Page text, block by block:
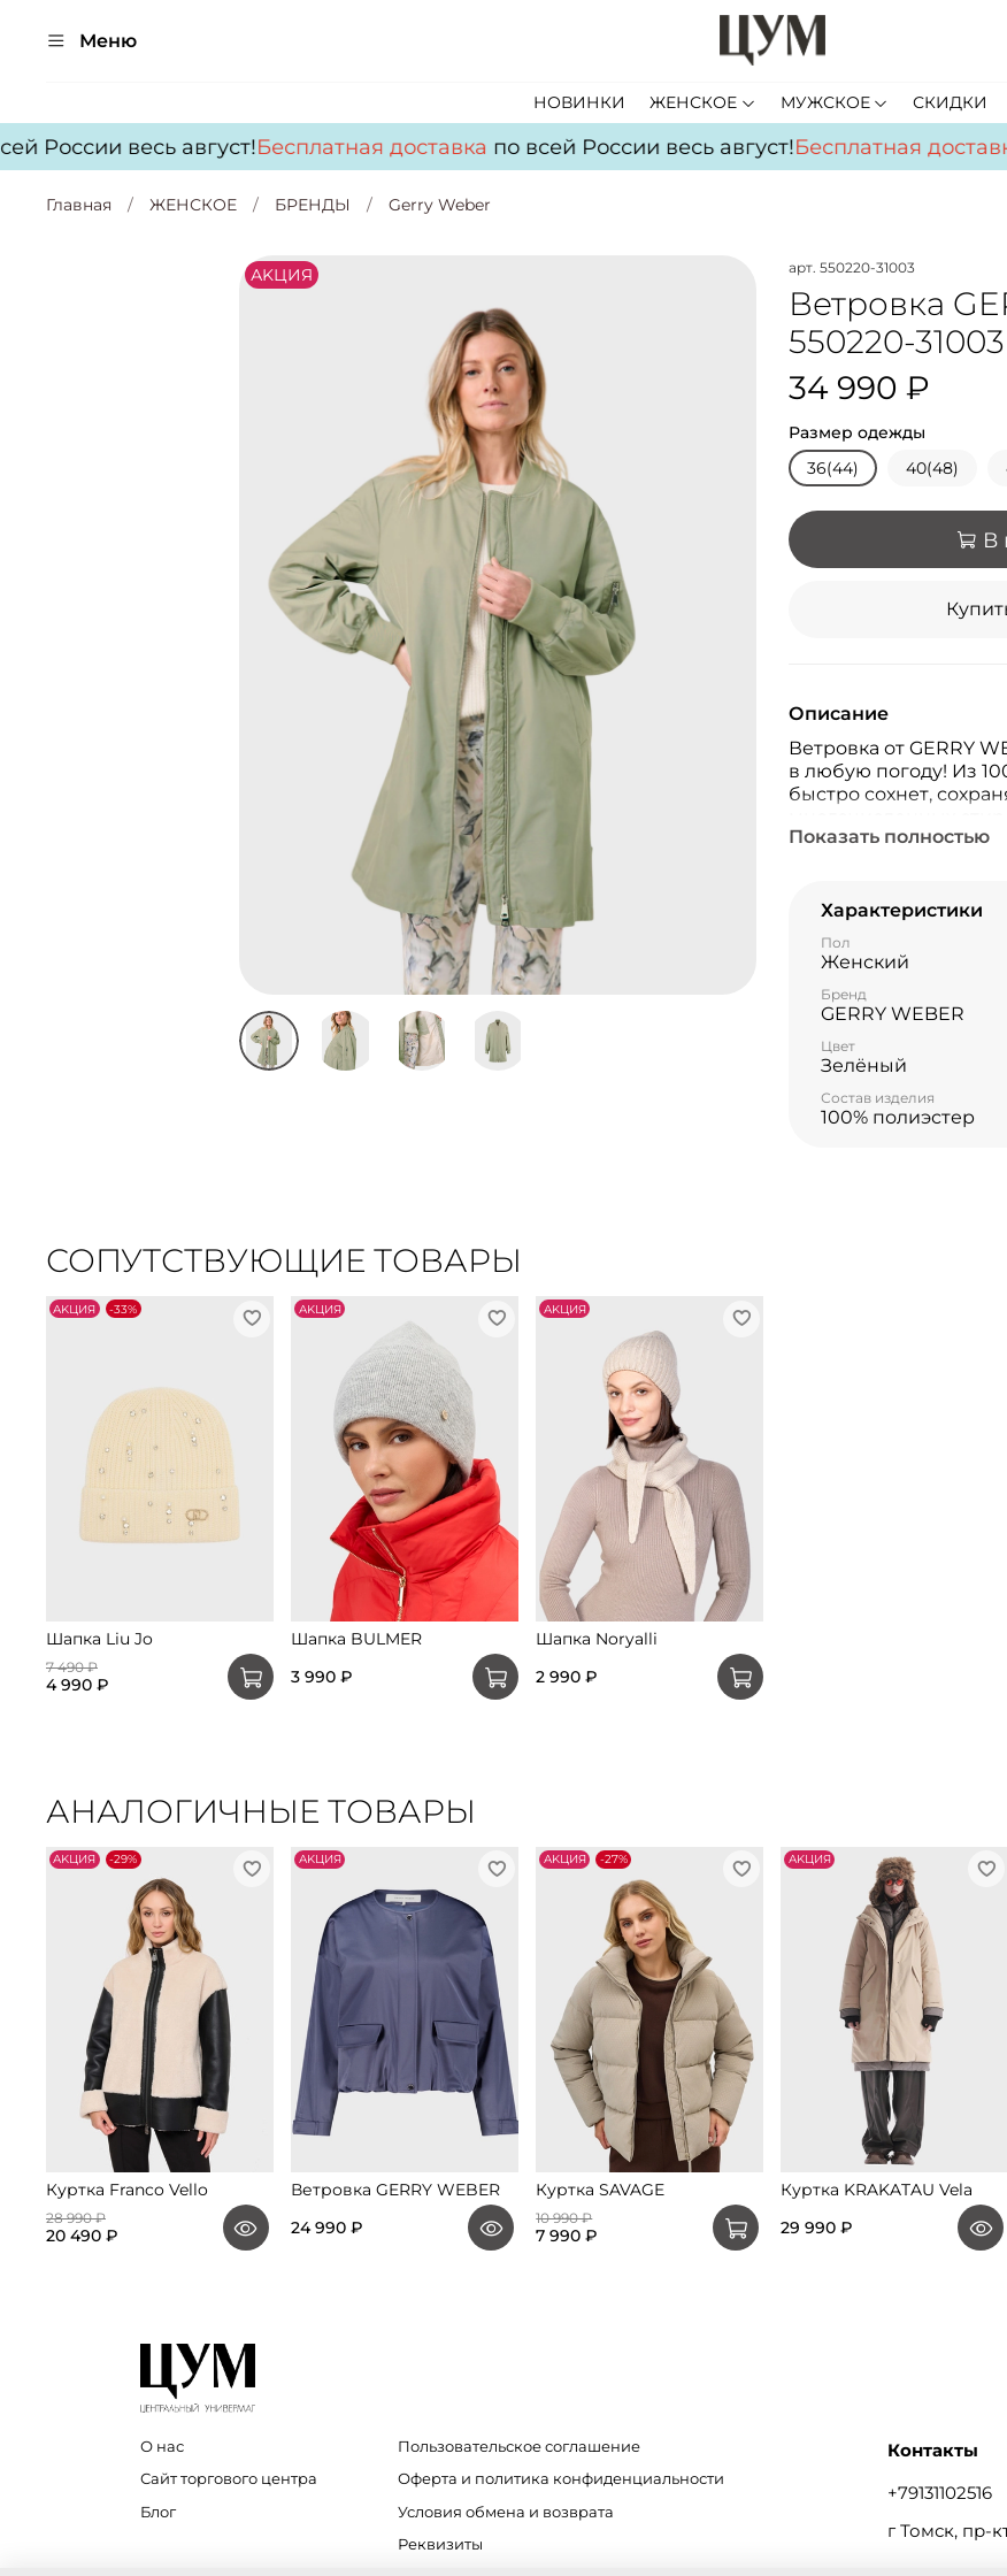
Меню
НОВИНКИ ЖЕНСКОЕ МУЖСКОЕ СКИДКИ
России весь август!Бесплатная доставкапо всей России весь август!Бесплатная доставка
Главная ЖЕНСКОЕ БРЕНДЫ Gerry Weber
АKЦИЯ арт. 550220-31003
Ветровка
550220-
34 990 ₽
Размер одежды
36(44)
40(48)
В
Описание
Ветровка от GERRY
в любую погоду! Из
быстро сохнет,
Показать полностью
Характеристики
Пол
Женский
Бренд
GERRY WEBER
Цвет
Зелёный
Состав изделия
100% полиэстер
СОПУТСТВУЮЩИЕ ТОВАРЫ
АKЦИЯ -33%
Шапка Liu Jo
7 490 ₽
4 990 ₽
АKЦИЯ
Шапка BULMER
3 990 ₽
АKЦИЯ
Шапка Noryalli
2 990 ₽
АНАЛОГИЧНЫЕ ТОВАРЫ
АKЦИЯ -29%
Куртка Franco Vello
28 990 ₽
20 490 ₽
АKЦИЯ
Ветровка GERRY WEBER
24 990 ₽
АKЦИЯ -27%
Куртка SAVAGE
10 990 ₽
7 990 ₽
АKЦИЯ
Куртка KRAKATAU Vela
29 990 ₽
О нас
Сайт торгового центра
Блог
Пользовательское соглашение
Оферта и политика конфиденциальности
Условия обмена и возврата
Реквизиты
Контакты
+79131102516
г Томск, пр-